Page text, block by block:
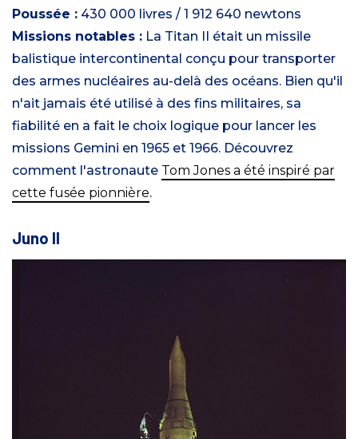
Poussée : 430 000 livres / 1 912 640 newtons
Missions notables : La Titan II était un missile
balistique intercontinental conçu pour transporter
des armes nucléaires au-delà des océans. Bien qu'il
n'ait jamais été utilisé à des fins militaires, sa
fiabilité en a fait le choix logique pour lancer les
missions Gemini en 1965 et 1966. Découvrez
comment l'astronaute Tom Jones a été inspiré par
cette fusée pionnière.
Juno II